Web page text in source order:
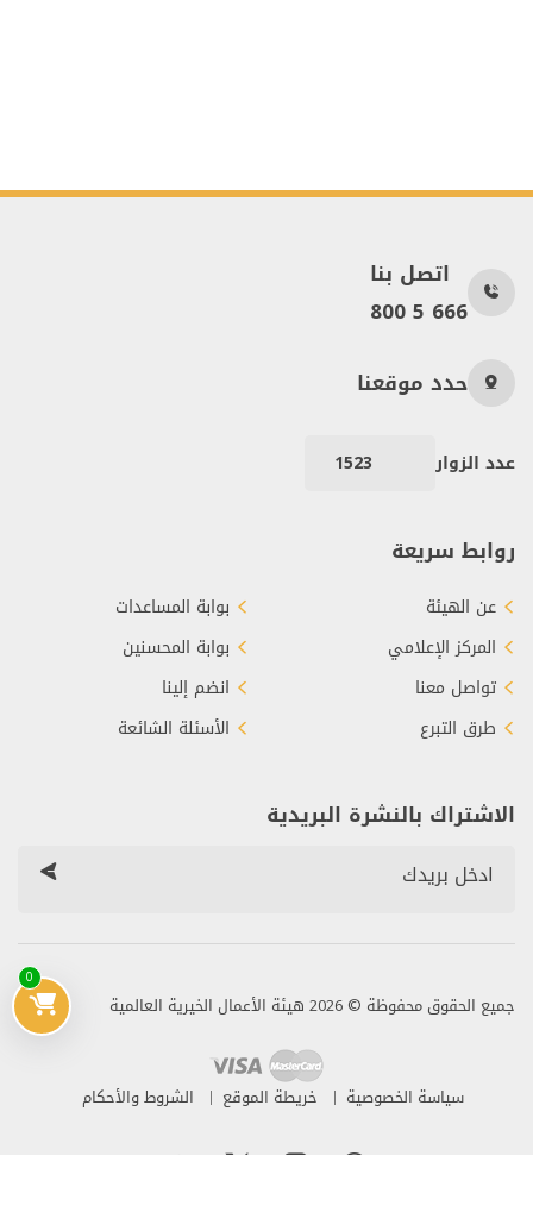
0
اتصل بنا
800 5 666
حدد موقعنا
عدد الزوار 1523
روابط سريعة
عن الهيئة
المركز الإعلامي
تواصل معنا
طرق التبرع
بوابة المساعدات
بوابة المحسنين
انضم إلينا
الأسئلة الشائعة
الاشتراك بالنشرة البريدية
جميع الحقوق محفوظة © 2026 هيئة الأعمال الخيرية العالمية
سياسة الخصوصية خريطة الموقع الشروط والأحكام